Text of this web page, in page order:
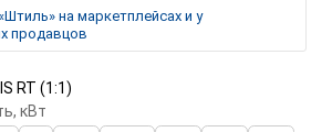
RT (1:1)
кВт
на маркетплейсах и у
продавцов